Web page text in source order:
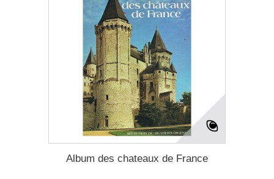
Album des chateaux de France